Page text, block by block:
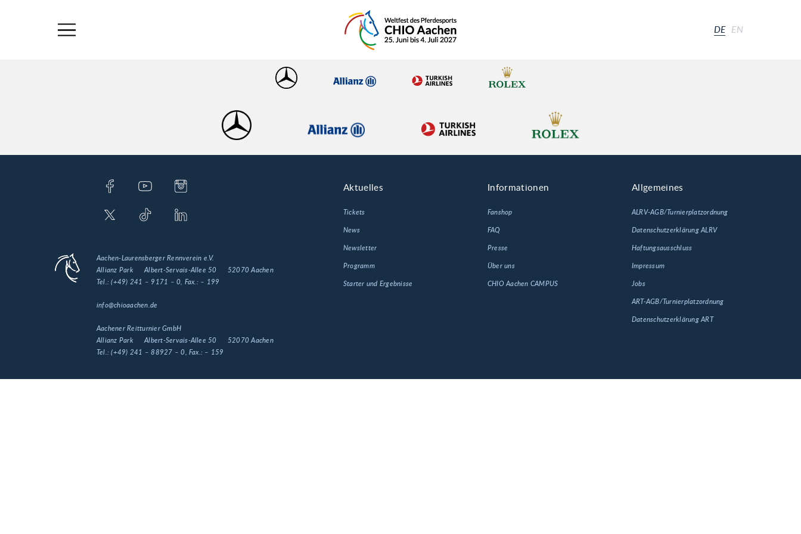
DE EN
Aktuelles
Tickets
News
Newsletter
Programm
Starter und Ergebnisse
Informationen
Fanshop
FAQ
Presse
Über uns
CHIO Aachen CAMPUS
Allgemeines
ALRV-AGB/Turnierplatzordnung
Datenschutzerklärung ALRV
Haftungsausschluss
Impressum
Jobs
ART-AGB/Turnierplatzordnung
Datenschutzerklärung ART
Aachen-Laurensberger Rennverein e.V.
Allianz Park
Albert-Servais-Allee 50
52070 Aachen
Tel.:(+49) 241 – 9171 – 0 , Fax.: – 199
info@chioaachen.de
Aachener Reitturnier GmbH
Allianz Park
Albert-Servais-Allee 50
52070 Aachen
Tel.:(+49) 241 – 88927 – 0 , Fax.: – 159